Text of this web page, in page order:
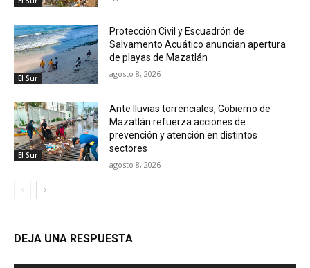
El Sur
Protección Civil y Escuadrón de
Salvamento Acuático anuncian apertura
de playas de Mazatlán
agosto 8, 2026
El Sur
Ante lluvias torrenciales, Gobierno de
Mazatlán refuerza acciones de
prevención y atención en distintos
sectores
agosto 8, 2026
DEJA UNA RESPUESTA